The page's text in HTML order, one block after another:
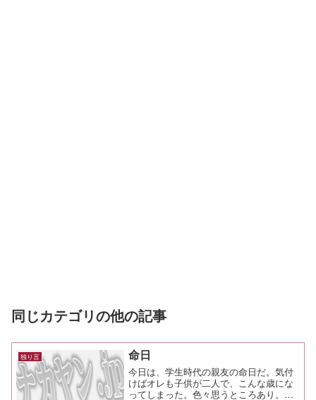
同じカテゴリの他の記事
独り言 命日
今日は、学生時代の親友の命日だ。気付
けばオレも子供が二人で、こんな歳にな
ってしまった。色々思うところあり。合